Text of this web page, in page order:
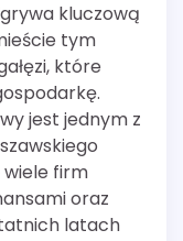
kluczową
tym
które
jest jednym z
wiele firm
oraz
latach